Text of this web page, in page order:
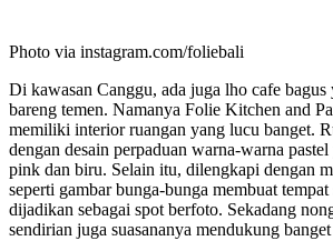
Photo via instagram.com/foliebali
Di kawasan Canggu, ada juga lho cafe bagus
bareng temen. Namanya Folie Kitchen and
memiliki interior ruangan yang lucu banget.
dengan desain perpaduan warna-warna
pink dan biru. Selain itu, dilengkapi dengan
seperti gambar bunga-bunga membuat
dijadikan sebagai spot berfoto. Sekadang
sendirian juga suasananya mendukung